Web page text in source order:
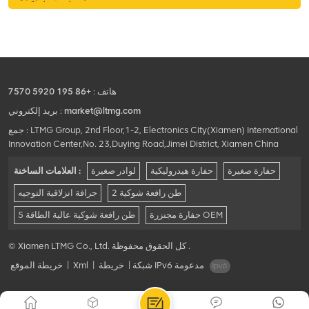
هاتف : +86 195 5920 7570
بريد إلكتروني : market@ltmg.com
جمع : LTMG Group, 2nd Floor,1-2, Electronics City(Xiamen) International
Innovation Center,No. 23,Duying Road,Jimei District, Xiamen China
العلامات الساخنة : لوادر صغيرة حفارة هيدروليكية حفارة صغيرة
جرافة انزلاقية التوجيه 2 طن رافعة شوكية
5 طن رافعة شوكية عالية الطاقة حفارة مجنزرة OEM
© Xiamen LTMG Co., Ltd. كل الحقوق محفوظة .
خريطة الموقع
Xml خريطة